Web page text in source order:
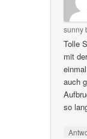
sunny
Tolle
mit
auch
so